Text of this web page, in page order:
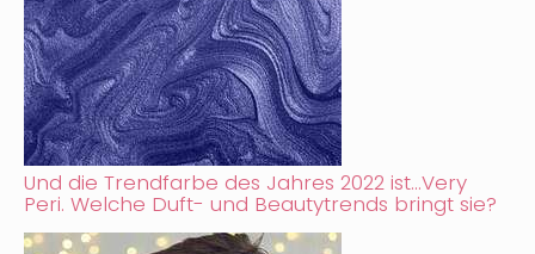
Und die Trendfarbe des Jahres 2022 ist…Very
Peri. Welche Duft- und Beautytrends bringt sie?